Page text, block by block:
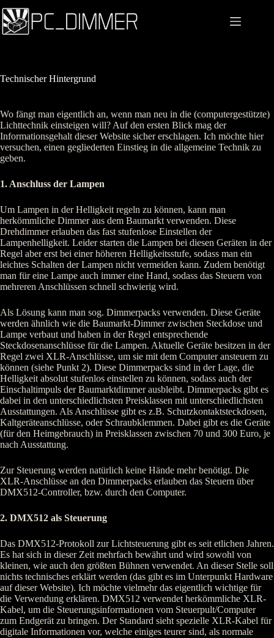
Inhalt
springen
Technischer Hintergrund
Wo fängt man eigentlich an, wenn man neu in die (computergestützte)
Lichttechnik einsteigen will? Auf den ersten Blick mag der
Informationsgehalt dieser Website sicher erschlagen. Ich möchte hier
versuchen, einen gegliederten Einstieg in die allgemeine Technik zu
geben.
1. Anschluss der Lampen
Um Lampen in der Helligkeit regeln zu können, kann man
herkömmliche Dimmer aus dem Baumarkt verwenden. Diese
Drehdimmer erlauben das fast stufenlose Einstellen der
Lampenhelligkeit. Leider starten die Lampen bei diesen Geräten in der
Regel aber erst bei einer höheren Helligkeitsstufe, sodass man ein
leichtes Schalten der Lampen nicht vermeiden kann. Zudem benötigt
man für eine Lampe auch immer eine Hand, sodass das Steuern von
mehreren Anschlüssen schnell schwierig wird.
Als Lösung kann man sog. Dimmerpacks verwenden. Diese Geräte
werden ähnlich wie die Baumarkt-Dimmer zwischen Steckdose und
Lampe verbaut und haben in der Regel entsprechende
Steckdosenanschlüsse für die Lampen. Aktuelle Geräte besitzen in der
Regel zwei XLR-Anschlüsse, um sie mit dem Computer ansteuern zu
können (siehe Punkt 2). Diese Dimmerpacks sind in der Lage, die
Helligkeit absolut stufenlos einstellen zu können, sodass auch der
Einschaltimpuls der Baumarktdimmer ausbleibt. Dimmerpacks gibt es
dabei in den unterschiedlichsten Preisklassen mit unterschiedlichsten
Ausstattungen. Als Anschlüsse gibt es z.B. Schutzkontaktsteckdosen,
Kaltgeräteanschlüsse, oder Schraubklemmen. Dabei gibt es die Geräte
(für den Heimgebrauch) in Preisklassen zwischen 70 und 300 Euro, je
nach Ausstattung.
Zur Steuerung werden natürlich keine Hände mehr benötigt. Die
XLR-Anschlüsse an den Dimmerpacks erlauben das Steuern über
DMX512-Controller, bzw. durch den Computer.
2. DMX512 als Steuerung
Das DMX512-Protokoll zur Lichtsteuerung gibt es seit etlichen Jahren.
Es hat sich in dieser Zeit mehrfach bewährt und wird sowohl von
kleinen, wie auch den größten Bühnen verwendet. An dieser Stelle soll
nichts technisches erklärt werden (das gibt es im Unterpunkt Hardware
auf dieser Website). Ich möchte vielmehr das eigentlich wichtige für
die Verwendung erklären. DMX512 verwendet herkömmliche XLR-
Kabel, um die Steuerungsinformationen vom Steuerpult/Computer
zum Endgerät zu bringen. Der Standard sieht spezielle XLR-Kabel für
digitale Informationen vor, welche einiges teurer sind, als normale